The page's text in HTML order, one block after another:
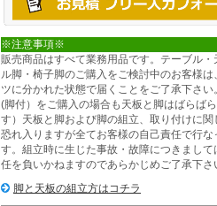
※注意事項※
販売商品はすべて業務用品です。テーブル・
ル脚・椅子脚のご購入をご検討中のお客様は
ツに分かれた状態で届くことをご了承下さい
(脚付）をご購入の場合も天板と脚はばらば
す）天板と脚および脚の組立、取り付けに関
恐れ入りますが全てお客様の自己責任で行な
す。組立時に生じた事故・故障につきまして
任を負いかねますのであらかじめご了承下さ
脚と天板の組立方はコチラ